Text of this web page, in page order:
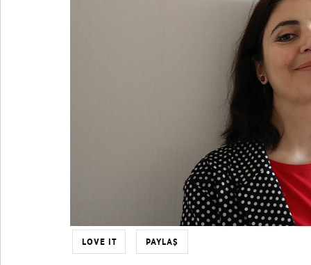
LOVE IT PAYLAŞ